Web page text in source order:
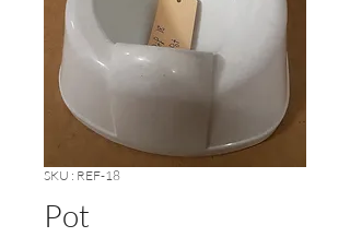
SKU : REF-18
Pot